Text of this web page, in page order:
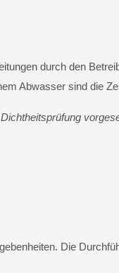
durch den
Abwasser sind die
Die